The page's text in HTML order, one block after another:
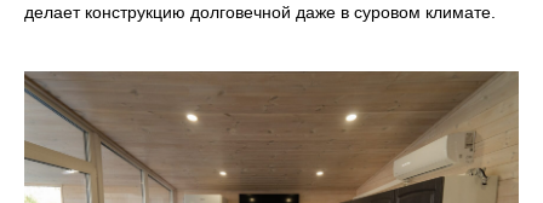
делает конструкцию долговечной даже в суровом климате.